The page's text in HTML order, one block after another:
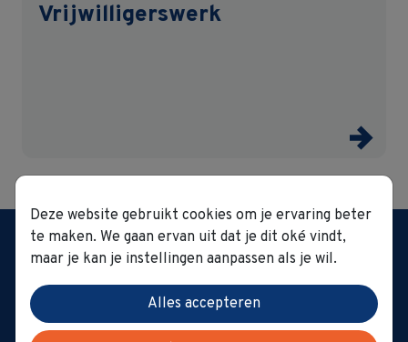
Vrijwilligerswerk
Woonzorggroep GVO
't Hoge 1 0022 | 8500
Kortrijk
Tel.:056 23 13 40|
secretariaat@gvo.be
Deze website gebruikt cookies om je ervaring beter
te maken. We gaan ervan uit dat je dit oké vindt,
maar je kan je instellingen aanpassen als je wil.
Alles accepteren